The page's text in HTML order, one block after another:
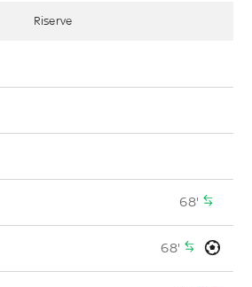
Riserve
68'
68'